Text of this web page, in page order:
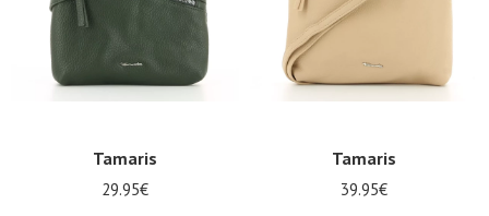
Tamaris
29.95€
Tamaris
39.95€